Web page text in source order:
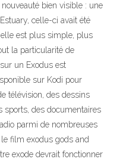
nouveauté bien visible : une
celle-ci avait été
est plus simple, plus
la particularité de
un Exodus est
sur Kodi pour
télévision, des dessins
sports, des documentaires
parmi de nombreuses
film exodus gods and
exode devrait fonctionner